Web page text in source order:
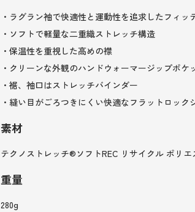
・ラグラン袖で快適性と運動性を追求したフィッ
・ソフトで軽量な二重織ストレッチ構造
・保温性を重視した高めの襟
・クリーンな外観のハンドウォーマージップポケ
・裾、袖口はストレッチバインダー
・縫い目がごろつきにくい快適なフラットロック
素材
テクノストレッチ®ソフトREC リサイクル ポリエ
重量
280g